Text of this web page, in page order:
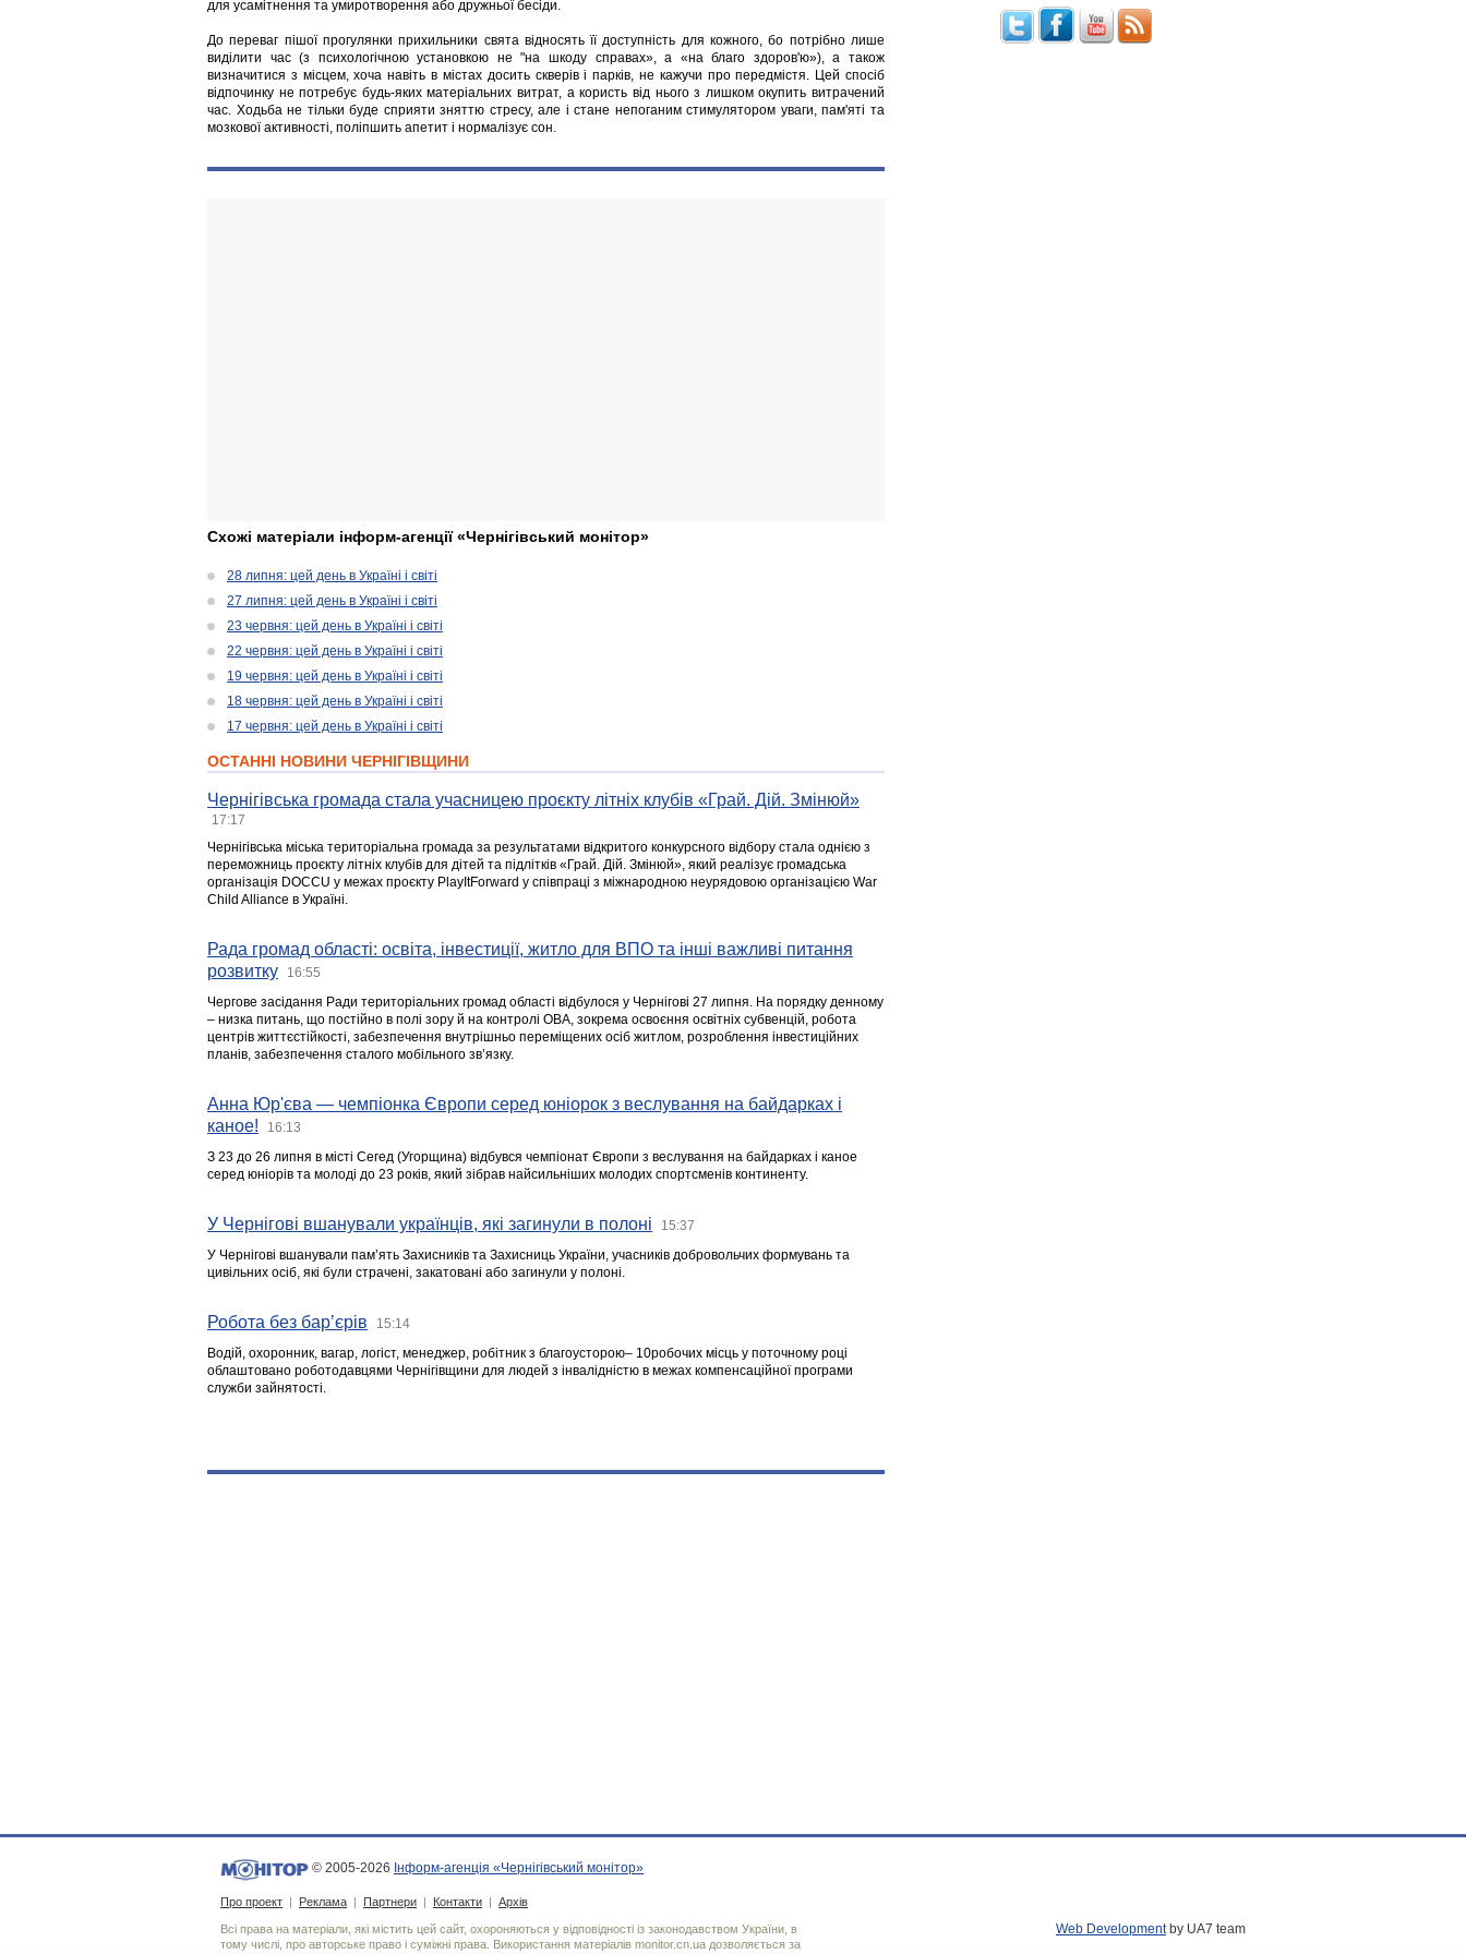
для усамітнення та умиротворення або дружньої бесіди.
До переваг пішої прогулянки прихильники свята відносять її доступність для кожного, бо потрібно лише
виділити час (з психологічною установкою не "на шкоду справах», а «на благо здоров'ю»), а також
визначитися з місцем, хоча навіть в містах досить скверів і парків, не кажучи про передмістя. Цей спосіб
відпочинку не потребує будь-яких матеріальних витрат, а користь від нього з лишком окупить витрачений
час. Ходьба не тільки буде сприяти зняттю стресу, але і стане непоганим стимулятором уваги, пам'яті та
мозкової активності, поліпшить апетит і нормалізує сон.
Схожі матеріали інформ-агенції «Чернігівський монітор»
28 липня: цей день в Україні і світі
27 липня: цей день в Україні і світі
23 червня: цей день в Україні і світі
22 червня: цей день в Україні і світі
19 червня: цей день в Україні і світі
18 червня: цей день в Україні і світі
17 червня: цей день в Україні і світі
ОСТАННІ НОВИНИ ЧЕРНІГІВЩИНИ
Чернігівська громада стала учасницею проєкту літніх клубів «Грай. Дій. Змінюй»
17:17
Чернігівська міська територіальна громада за результатами відкритого конкурсного відбору стала однією з
переможниць проєкту літніх клубів для дітей та підлітків «Грай. Дій. Змінюй», який реалізує громадська
організація DOCCU у межах проєкту PlayItForward у співпраці з міжнародною неурядовою організацією War
Child Alliance в Україні.
Рада громад області: освіта, інвестиції, житло для ВПО та інші важливі питання
розвитку
16:55
Чергове засідання Ради територіальних громад області відбулося у Чернігові 27 липня. На порядку денному
– низка питань, що постійно в полі зору й на контролі ОВА, зокрема освоєння освітніх субвенцій, робота
центрів життєстійкості, забезпечення внутрішньо переміщених осіб житлом, розроблення інвестиційних
планів, забезпечення сталого мобільного зв’язку.
Анна Юр'єва — чемпіонка Європи серед юніорок з веслування на байдарках і
каное!
16:13
З 23 до 26 липня в місті Сегед (Угорщина) відбувся чемпіонат Європи з веслування на байдарках і каное
серед юніорів та молоді до 23 років, який зібрав найсильніших молодих спортсменів континенту.
У Чернігові вшанували українців, які загинули в полоні 15:37
У Чернігові вшанували пам’ять Захисників та Захисниць України, учасників добровольчих формувань та
цивільних осіб, які були страчені, закатовані або загинули у полоні.
Робота без бар’єрів 15:14
Водій, охоронник, вагар, логіст, менеджер, робітник з благоусторою– 10робочих місць у поточному році
облаштовано роботодавцями Чернігівщини для людей з інвалідністю в межах компенсаційної програми
служби зайнятості.
© 2005-2026 Інформ-агенція «Чернігівський монітор»
Про проект | Реклама | Партнери | Контакти | Архів
Всі права на матеріали, які містить цей сайт, охороняються у відповідності із законодавством України, в
тому числі, про авторське право і суміжні права. Використання матерiалiв monitor.cn.ua дозволяється за
Web Developmentby UA7 team